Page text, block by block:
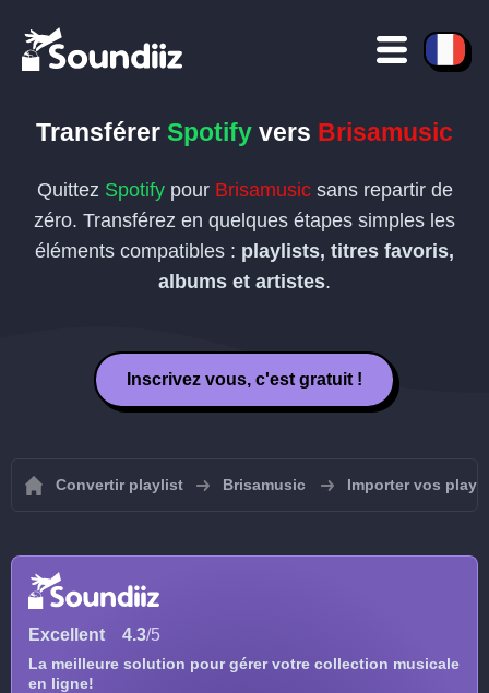
Transférer Spotify vers Brisamusic
Quittez Spotifypour Brisamusicsans repartir de
zéro. Transférez en quelques étapes simples les
éléments compatibles : playlists, titres favoris,
albums et artistes.
Inscrivez vous, c'est gratuit !
Convertir playlist Brisamusic Importer vos
Excellent 4.3/5
La meilleure solution pour gérer votre collection musicale
en ligne!